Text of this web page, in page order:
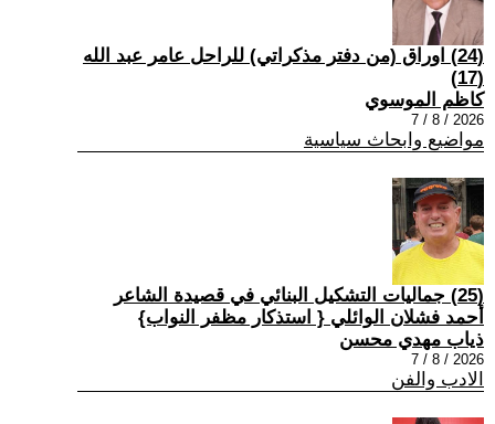
(24) اوراق (من دفتر مذكراتي) للراحل عامر عبد الله
(17)
كاظم الموسوي
2026 / 8 / 7
مواضيع وابحاث سياسية
(25) جماليات التشكيل البنائي في قصيدة الشاعر
أحمد فشلان الوائلي { استذكار مظفر النواب}
ذياب مهدي محسن
2026 / 8 / 7
الادب والفن